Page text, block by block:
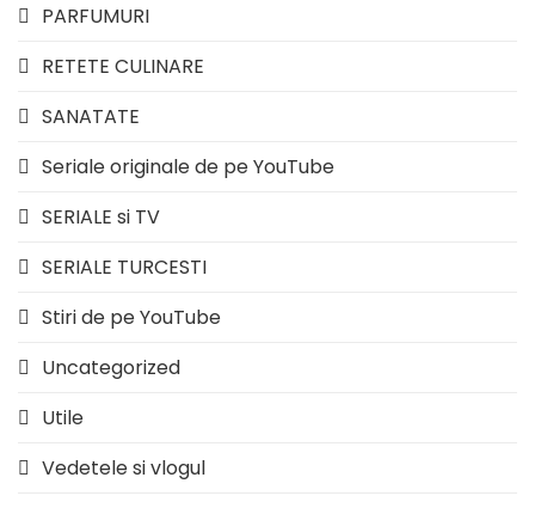
PARFUMURI
RETETE CULINARE
SANATATE
Seriale originale de pe YouTube
SERIALE si TV
SERIALE TURCESTI
Stiri de pe YouTube
Uncategorized
Utile
Vedetele si vlogul